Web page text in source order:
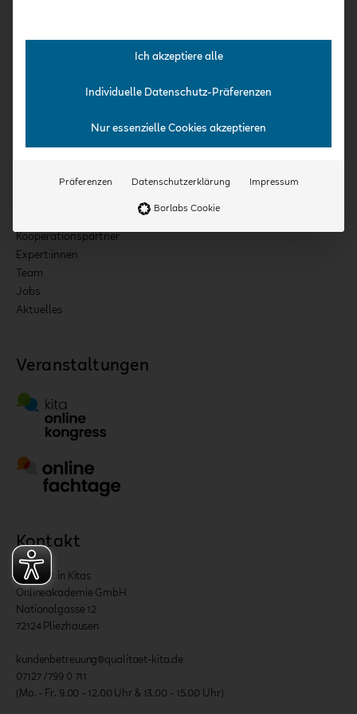
Intensiv-Kurse
Über uns
Für Einrichtungen & Träger
Kooperationspartner
Expert:innen
Team
Jobs
Aktuelles
Veranstaltungen
Kontakt
Qualität in Kitas
Onlineakademie GmbH
Nationalgasse 12
72124 Pliezhausen
kundenbetreuung@qualitaet-kita.de
07127 /799 0 711
(Mo. - Fr. 9.00 - 12.00 Uhr & 13.00 - 15.00 Uhr)
Ich akzeptiere alle
Individuelle Datenschutz-Präferenzen
Nur essenzielle Cookies akzeptieren
Präferenzen Datenschutzerklärung Impressum
Borlabs Cookie